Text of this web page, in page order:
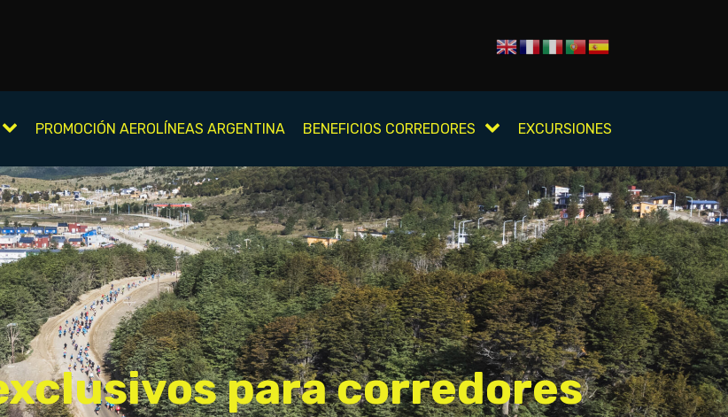
PROMOCIÓN AEROLÍNEAS ARGENTINA BENEFICIOS CORREDORES EXCURSIONES
para corredores